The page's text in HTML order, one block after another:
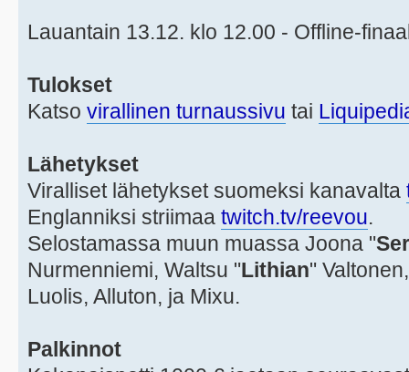
Lauantain 13.12. klo 12.00 - Offline-
Tulokset
Katso virallinen turnaussivu tai
Lähetykset
Viralliset lähetykset suomeksi kanavalta
Englanniksi striimaa twitch.tv/reevou.
Selostamassa muun muassa Joona "
Nurmenniemi, Waltsu "Lithian"
Luolis, Alluton, ja Mixu.
Palkinnot